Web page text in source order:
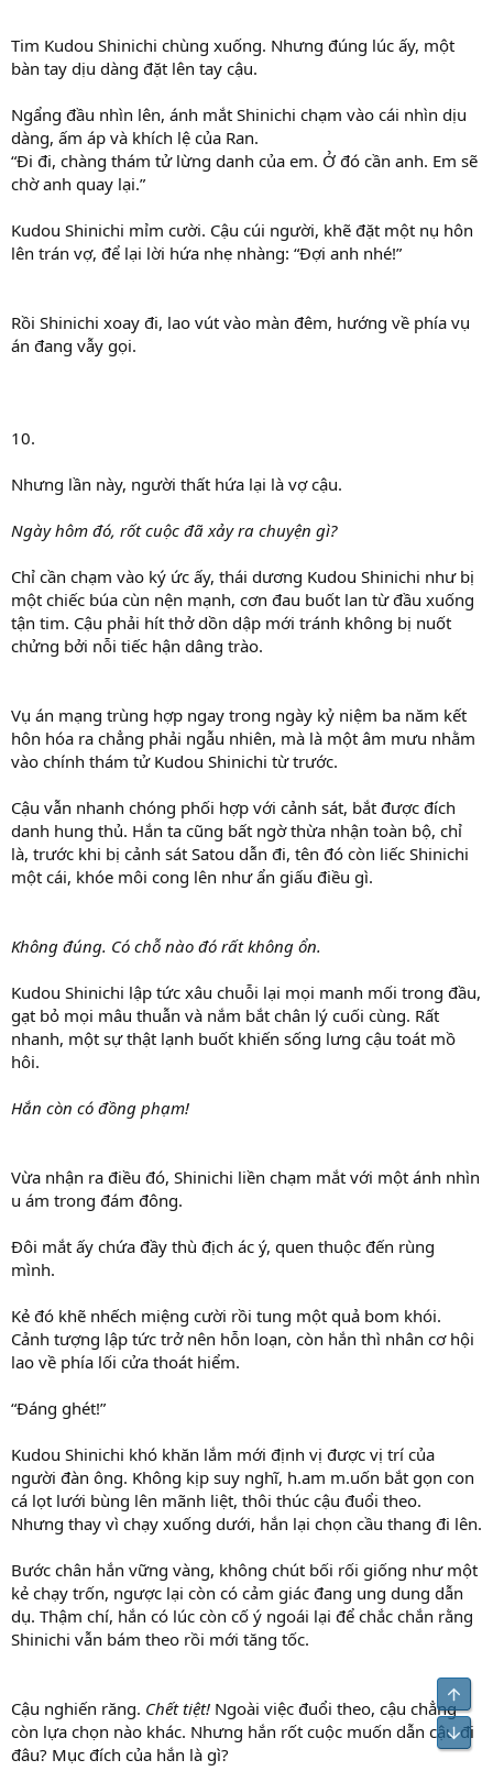
Tim Kudou Shinichi chùng xuống. Nhưng đúng lúc ấy, một
bàn tay dịu dàng đặt lên tay cậu.
Ngẩng đầu nhìn lên, ánh mắt Shinichi chạm vào cái nhìn dịu
dàng, ấm áp và khích lệ của Ran.
“Đi đi, chàng thám tử lừng danh của em. Ở đó cần anh. Em sẽ
chờ anh quay lại.”
Kudou Shinichi mỉm cười. Cậu cúi người, khẽ đặt một nụ hôn
lên trán vợ, để lại lời hứa nhẹ nhàng: “Đợi anh nhé!”
Rồi Shinichi xoay đi, lao vút vào màn đêm, hướng về phía vụ
án đang vẫy gọi.
10.
Nhưng lần này, người thất hứa lại là vợ cậu.
Ngày hôm đó, rốt cuộc đã xảy ra chuyện gì?
Chỉ cần chạm vào ký ức ấy, thái dương Kudou Shinichi như bị
một chiếc búa cùn nện mạnh, cơn đau buốt lan từ đầu xuống
tận tim. Cậu phải hít thở dồn dập mới tránh không bị nuốt
chửng bởi nỗi tiếc hận dâng trào.
Vụ án mạng trùng hợp ngay trong ngày kỷ niệm ba năm kết
hôn hóa ra chẳng phải ngẫu nhiên, mà là một âm mưu nhằm
vào chính thám tử Kudou Shinichi từ trước.
Cậu vẫn nhanh chóng phối hợp với cảnh sát, bắt được đích
danh hung thủ. Hắn ta cũng bất ngờ thừa nhận toàn bộ, chỉ
là, trước khi bị cảnh sát Satou dẫn đi, tên đó còn liếc Shinichi
một cái, khóe môi cong lên như ẩn giấu điều gì.
Không đúng. Có chỗ nào đó rất không ổn.
Kudou Shinichi lập tức xâu chuỗi lại mọi manh mối trong đầu,
gạt bỏ mọi mâu thuẫn và nắm bắt chân lý cuối cùng. Rất
nhanh, một sự thật lạnh buốt khiến sống lưng cậu toát mồ
hôi.
Hắn còn có đồng phạm!
Vừa nhận ra điều đó, Shinichi liền chạm mắt với một ánh nhìn
u ám trong đám đông.
Đôi mắt ấy chứa đầy thù địch ác ý, quen thuộc đến rùng
mình.
Kẻ đó khẽ nhếch miệng cười rồi tung một quả bom khói.
Cảnh tượng lập tức trở nên hỗn loạn, còn hắn thì nhân cơ hội
lao về phía lối cửa thoát hiểm.
“Đáng ghét!”
Kudou Shinichi khó khăn lắm mới định vị được vị trí của
người đàn ông. Không kịp suy nghĩ, h.am m.uốn bắt gọn con
cá lọt lưới bùng lên mãnh liệt, thôi thúc cậu đuổi theo.
Nhưng thay vì chạy xuống dưới, hắn lại chọn cầu thang đi lên.
Bước chân hắn vững vàng, không chút bối rối giống như một
kẻ chạy trốn, ngược lại còn có cảm giác đang ung dung dẫn
dụ. Thậm chí, hắn có lúc còn cố ý ngoái lại để chắc chắn rằng
Shinichi vẫn bám theo rồi mới tăng tốc.
Cậu nghiến răng. Chết tiệt! Ngoài việc đuổi theo, cậu chẳng
còn lựa chọn nào khác. Nhưng hắn rốt cuộc muốn dẫn cậu đi
đâu? Mục đích của hắn là gì?